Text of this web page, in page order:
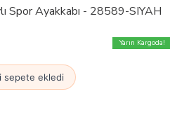
Spor Ayakkabı - 28589-SIYAH
Yarın Kargoda!
sepete ekledi